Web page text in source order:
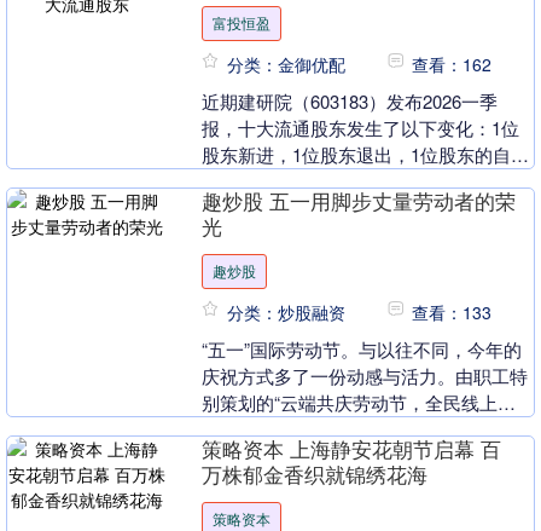
富投恒盈
分类：金御优配 查看：162
近期建研院（603183）发布2026一季
报，十大流通股东发生了以下变化：1位
股东新进，1位股东退出，1位股东的自持
流通股份增加，2位股东的自持流通股份
减少。 ....
趣炒股 五一用脚步丈量劳动者的荣
光
趣炒股
分类：炒股融资 查看：133
“五一”国际劳动节。与以往不同，今年的
庆祝方式多了一份动感与活力。由职工特
别策划的“云端共庆劳动节，全民线上健
步走”活动正式拉开帷幕。这是一场没有
围墙的比赛，这....
策略资本 上海静安花朝节启幕 百
万株郁金香织就锦绣花海
策略资本